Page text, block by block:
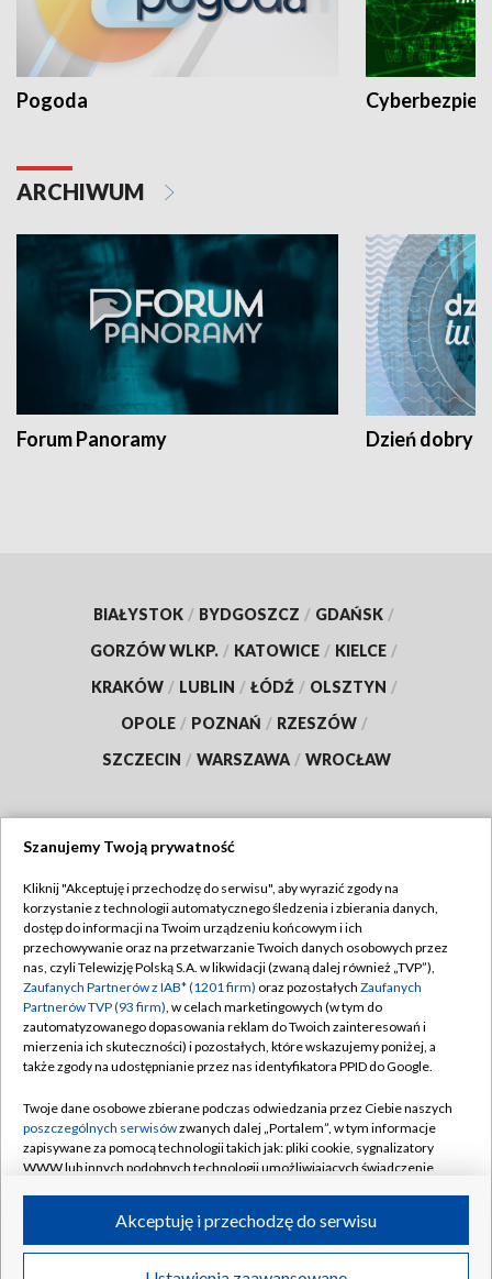
Pogoda
ARCHIWUM
Forum Panoramy Dzień dobry
BIAŁYSTOK / BYDGOSZCZ / GDAŃSK /
GORZÓW WLKP. / KATOWICE / KIELCE /
KRAKÓW / LUBLIN / ŁÓDŹ / OLSZTYN /
OPOLE / POZNAŃ / RZESZÓW /
SZCZECIN / WARSZAWA / WROCŁAW
TVP
Abonament TVP
Emisja w TVP
Centrum informacji TVP
Naziemna Telewizja Cyfrowa
Rada Programowa
System NOS
Informacje o nadawcy
Program dla prasy
Regulamin TVP
Polityka prywatności
Moje zgody
Pomoc
Kontakt
Kanały
©2026 Telewizja Polska S.A. w likwidacji
Szanujemy Twoją prywatność
Kliknij "Akceptuję i przechodzę do serwisu", aby wyrazić zgody na
korzystanie z technologii automatycznego śledzenia i zbierania danych,
dostęp do informacji na Twoim urządzeniu końcowym i ich
przechowywanie oraz na przetwarzanie Twoich danych osobowych przez
nas, czyli Telewizję Polską S.A. w likwidacji (zwaną dalej również „TVP”),
Zaufanych Partnerów z IAB* (1201 firm) oraz pozostałych Zaufanych
Partnerów TVP (93 firm), w celach marketingowych (w tym do
zautomatyzowanego dopasowania reklam do Twoich zainteresowań i
mierzenia ich skuteczności) i pozostałych, które wskazujemy poniżej, a
także zgody na udostępnianie przez nas identyfikatora PPID do Google.
Twoje dane osobowe zbierane podczas odwiedzania przez Ciebie naszych
poszczególnych serwisówzwanych dalej „Portalem”, w tym informacje
zapisywane za pomocą technologii takich jak: pliki cookie, sygnalizatory
WWW lub innych podobnych technologii umożliwiających świadczenie
ruchu w Internecie.
Twoje dane osobowe zbierane podczas odwiedzania przez Ciebie
Akceptuję i przechodzę do serwisu